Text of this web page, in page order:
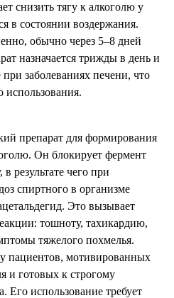
снизить тягу к алкоголю у
в состоянии воздержания.
обычно через 5–8 дней
назначается трижды в день и
заболеваниях печени, что
использования.
препарат для формирования
Он блокирует фермент
в результате чего при
спиртного в организме
Это вызывает
тошноту, тахикардию,
тяжелого похмелья.
пациентов, мотивированных
и готовых к строгому
Его использование требует